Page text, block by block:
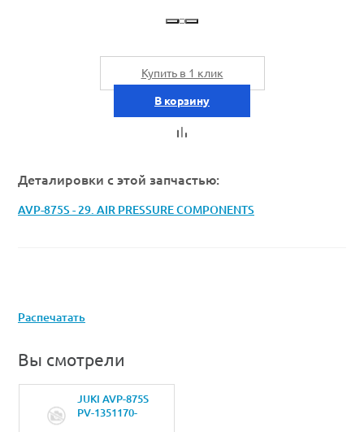
Купить в 1 клик
В корзину
Деталировки с этой запчастью:
AVP-875S - 29. AIR PRESSURE COMPONENTS
Распечатать
Вы смотрели
JUKI AVP-875S
PV-1351170-